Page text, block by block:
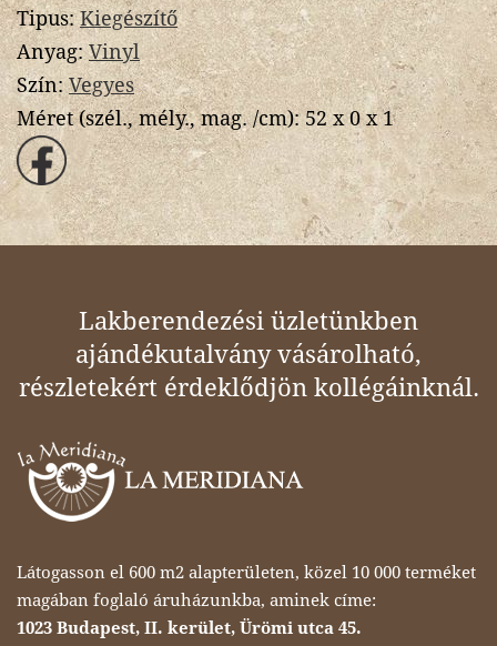
Tipus:Kiegészítő
Anyag:Vinyl
Szín: Vegyes
Méret (szél., mély., mag. /cm):52 x 0 x 1
Lakberendezési üzletünkben
ajándékutalvány vásárolható,
részletekért érdeklődjön kollégáinknál.
Látogasson el 600 m2 alapterületen, közel 10 000 terméket
magában foglaló áruházunkba, aminek címe:
1023 Budapest, II. kerület, Ürömi utca 45.